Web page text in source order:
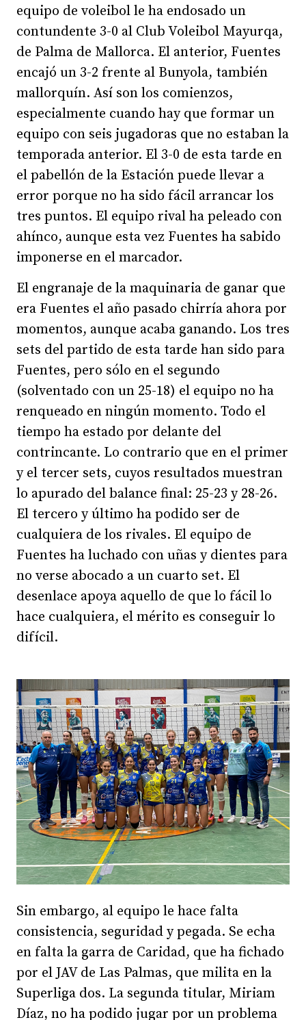
equipo de voleibol le ha endosado un
contundente 3-0 al Club Voleibol Mayurqa,
de Palma de Mallorca. El anterior, Fuentes
encajó un 3-2 frente al Bunyola, también
mallorquín. Así son los comienzos,
especialmente cuando hay que formar un
equipo con seis jugadoras que no estaban la
temporada anterior. El 3-0 de esta tarde en
el pabellón de la Estación puede llevar a
error porque no ha sido fácil arrancar los
tres puntos. El equipo rival ha peleado con
ahínco, aunque esta vez Fuentes ha sabido
imponerse en el marcador.
El engranaje de la maquinaria de ganar que
era Fuentes el año pasado chirría ahora por
momentos, aunque acaba ganando. Los tres
sets del partido de esta tarde han sido para
Fuentes, pero sólo en el segundo
(solventado con un 25-18) el equipo no ha
renqueado en ningún momento. Todo el
tiempo ha estado por delante del
contrincante. Lo contrario que en el primer
y el tercer sets, cuyos resultados muestran
lo apurado del balance final: 25-23 y 28-26.
El tercero y último ha podido ser de
cualquiera de los rivales. El equipo de
Fuentes ha luchado con uñas y dientes para
no verse abocado a un cuarto set. El
desenlace apoya aquello de que lo fácil lo
hace cualquiera, el mérito es conseguir lo
difícil.
Sin embargo, al equipo le hace falta
consistencia, seguridad y pegada. Se echa
en falta la garra de Caridad, que ha fichado
por el JAV de Las Palmas, que milita en la
Superliga dos. La segunda titular, Miriam
Díaz, no ha podido jugar por un problema